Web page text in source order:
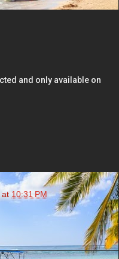
at 10:31 PM